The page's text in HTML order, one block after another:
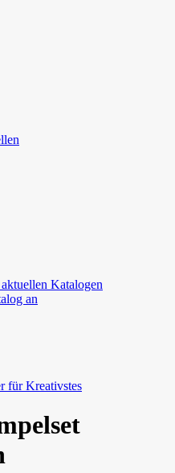
Katalogen
an
für Kreativstes